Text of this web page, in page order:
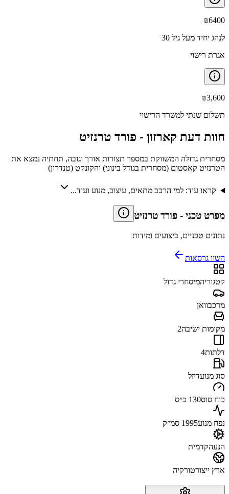
₪6400
לנהג יחיד מעל גיל 30
אגרת רישוי
₪3,600
תשלום שנתי למשרד הרישוי
חוות דעת קארזון - פורד טרנזיט
מסחרית גדולה המשווקת במספר תצורות אורך וגובה, תחתיה נמצא את
הטרנזיט קאסטום (מסחרית בגודל בינוני) והקונקט (טנדרון)
קראו עוד: למי הרכב מתאים, עיצוב, מנוע ועוד...
מפרט טכני - פורד טרנזיט
נתונים טכניים, ביצועים ומידות
השוו גרסאות
קטגוריהמיסחרי גדול
מרכבוואן
מקומות ישיבה2
דלתות4
סוג מנועדיזל
כוח סוס130 כ״ס
נפח מנוע1995 סמ״ק
הנעהקדמית
ארץ ייצורטורקיה